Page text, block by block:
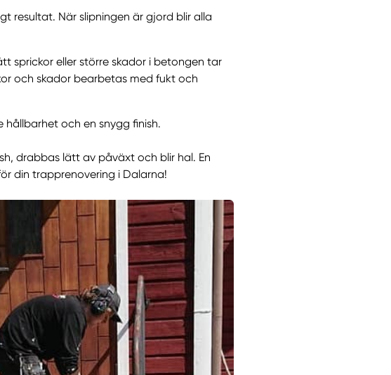
resultat. När slipningen är gjord blir alla
sprickor eller större skador i betongen tar
och skador bearbetas med fukt och
och en snygg finish.
drabbas lätt av påväxt och blir hal. En
din trapprenovering i Dalarna!